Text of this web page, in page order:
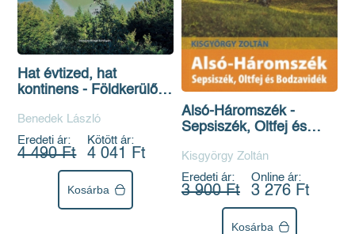
Hat évtized, hat
kontinens - Földkerülő
Benedek László
Eredeti ár:
4 490 Ft
Kötött ár:
4 041 Ft
Kosárba
Alsó-Háromszék -
Sepsiszék, Oltfej és
Útikönyvek
Kisgyörgy Zoltán
Eredeti ár:
3 900 Ft
Online ár:
3 276 Ft
Kosárba